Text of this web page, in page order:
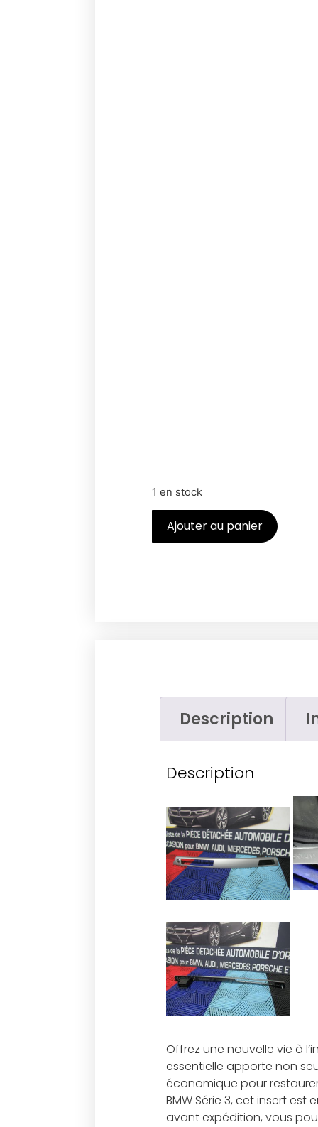
1 en stock
Ajouter au panier
Description
Description
Offrez une nouvelle vie à
essentielle apporte non
économique pour
BMW Série 3, cet insert
avant expédition, vous